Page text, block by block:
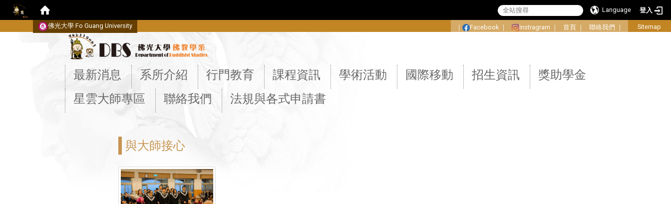
Language
登入
佛光大學 Fo Guang University ｜ Facebook ｜ Instragram ｜ 首頁 ｜ 聯絡我們 ｜ Sitemap
最新消息 系所介紹 行門教育 課程資訊 學術活動 國際移動 招生資訊
獎助學金
星雲大師專區
聯絡我們 法規與各式申請書
與大師接心